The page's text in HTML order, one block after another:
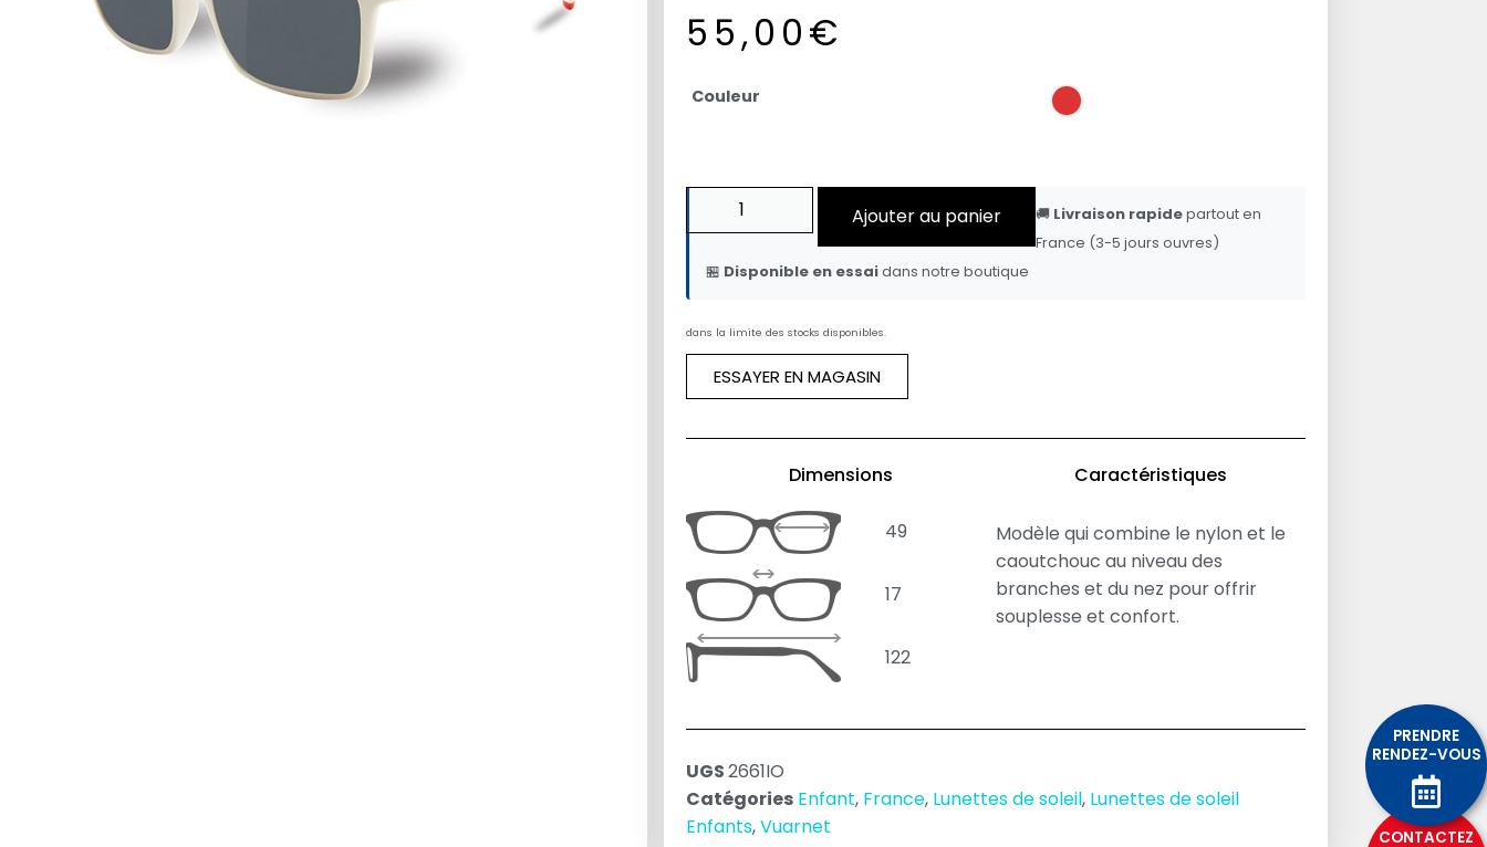
55,00€
Couleur
Ajouter au panier 🚚 Livraison rapidepartout en
France (3-5 jours ouvres)
🏪 Disponible en essaidans notre boutique
dans la limite des stocks disponibles.
ESSAYER EN MAGASIN
Dimensions
49
17
122
Caractéristiques
Modèle qui combine le nylon et le
caoutchouc au niveau des
branches et du nez pour offrir
souplesse et confort.
UGS2661IO
Catégories Enfant, France, Lunettes de soleil, Lunettes de soleil
Enfants,Vuarnet
PRENDRE
RENDEZ-VOUS
CONTACTEZ